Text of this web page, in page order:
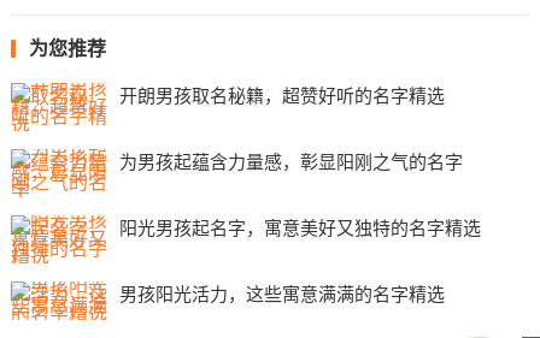
为您推荐
开朗男孩取名秘籍，超赞好听的名字精选
为男孩起蕴含力量感，彰显阳刚之气的名字
阳光男孩起名字，寓意美好又独特的名字精选
男孩阳光活力，这些寓意满满的名字精选